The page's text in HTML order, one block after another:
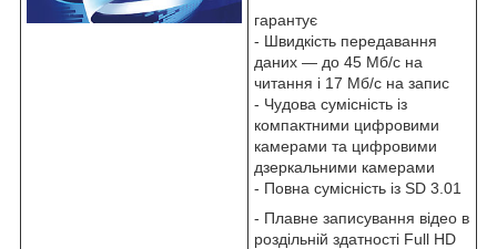
гарантує
- Швидкість передавання
даних — до 45 Мб/с на
читання і 17 Мб/с на запис
- Чудова сумісність із
компактними цифровими
камерами та цифровими
дзеркальними камерами
- Повна сумісність із SD 3.01
- Плавне записування відео в
роздільній здатності Full HD